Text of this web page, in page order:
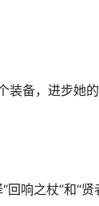
装备，进步她
响之杖”和“贤